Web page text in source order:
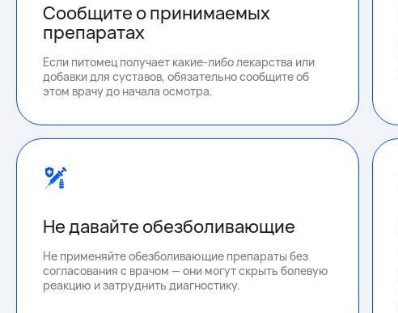
Сообщите о принимаемых
препаратах
Если питомец получает какие-либо лекарства или
добавки для суставов, обязательно сообщите об
этом врачу до начала осмотра.
Не давайте обезболивающие
Не применяйте обезболивающие препараты без
согласования с врачом — они могут скрыть болевую
реакцию и затруднить диагностику.